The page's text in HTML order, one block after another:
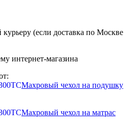
(если доставка по Москве
интернет-магазина
Махровый чехол на подушку
Махровый чехол на матрас